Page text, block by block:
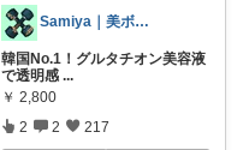
Samiya｜美ボディトレーナー
韓国No.1！グルタチオン美容液
で透明感 ...
￥ 2,800
2 2 217